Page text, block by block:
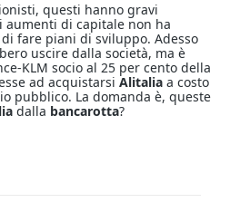
questi hanno gravi
aumenti di capitale non ha
fare piani di sviluppo. Adesso
uscire dalla società, ma è
KLM socio al 25 per cento della
ad acquistarsi Alitalia a costo
pubblico. La domanda è, queste
dalla bancarotta?